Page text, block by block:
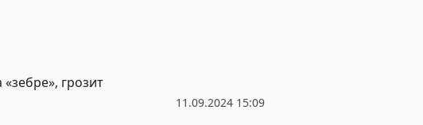
11.09.2024 15:09
грозит